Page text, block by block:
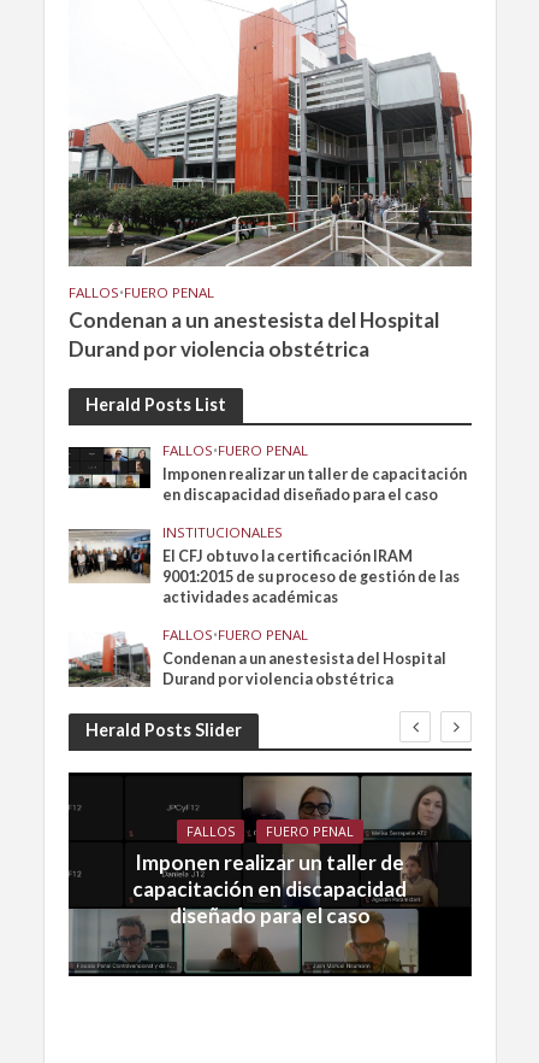
FALLOS•FUERO PENAL
Condenan a un anestesista del Hospital
Durand por violencia obstétrica
Herald Posts List
FALLOS•FUERO PENAL
Imponen realizar un taller de capacitación
en discapacidad diseñado para el caso
INSTITUCIONALES
El CFJ obtuvo la certificación IRAM
9001:2015 de su proceso de gestión de las
actividades académicas
FALLOS•FUERO PENAL
Condenan a un anestesista del Hospital
Durand por violencia obstétrica
Herald Posts Slider
FALLOS FUERO PENAL
Imponen realizar un taller de
capacitación en discapacidad
diseñado para el caso